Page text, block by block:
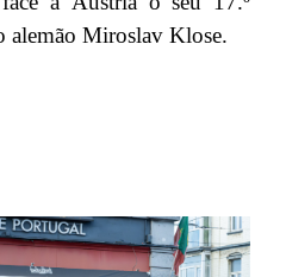
alemão Miroslav Klose.